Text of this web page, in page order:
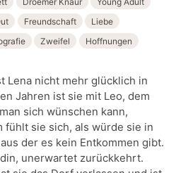
Freundschaft
Liebe
Zweifel
Hoffnungen
Lena nicht mehr glücklich in
Jahren ist sie mit Leo, dem
sich wünschen kann,
fühlt sie sich, als würde sie in
der es kein Entkommen gibt.
unerwartet zurückkehrt.